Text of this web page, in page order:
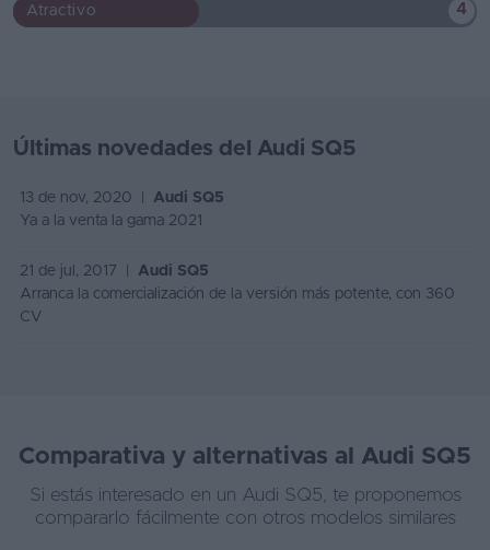
Atractivo 4
Últimas novedades del Audi SQ5
13 de nov, 2020 | Audi SQ5
Ya a la venta la gama 2021
21 de jul, 2017 | Audi SQ5
Arranca la comercialización de la versión más potente, con 360
CV
Comparativa y alternativas al Audi SQ5
Si estás interesado en un Audi SQ5, te proponemos
compararlo fácilmente con otros modelos similares